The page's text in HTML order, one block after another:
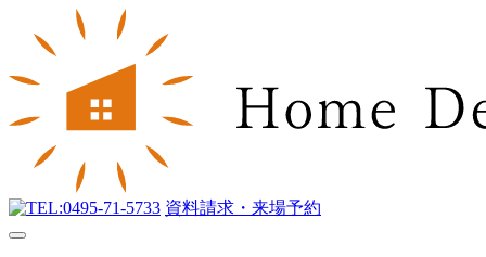
0495-71-5733 資料請求・来場予約